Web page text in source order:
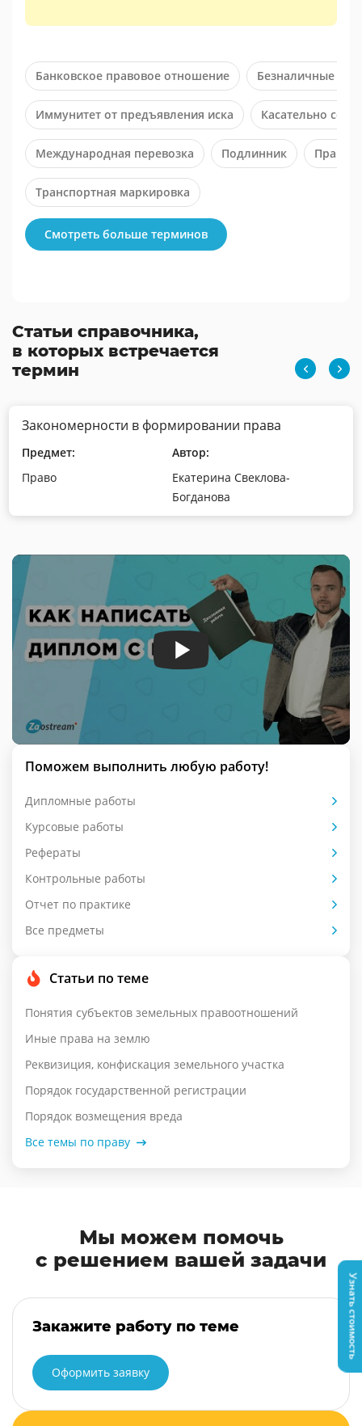
Банковское правовое отношение Безналичные
Иммунитет от предъявления иска Касательно
Международная перевозка Подлинник
Транспортная маркировка
Смотреть больше терминов
Статьи справочника,
в которых встречается
термин
Закономерности в формировании права
Предмет:
Право
Автор:
Екатерина Свеклова-
Богданова
Поможем выполнить любую работу!
Дипломные работы
Курсовые работы
Рефераты
Контрольные работы
Отчет по практике
Все предметы
Статьи по теме
Понятия субъектов земельных правоотношений
Иные права на землю
Реквизиция, конфискация земельного участка
Порядок государственной регистрации
Порядок возмещения вреда
Все темы по праву
Мы можем помочь
с решением вашей задачи
Закажите работу по теме
Оформить заявку
Узнать стоимость